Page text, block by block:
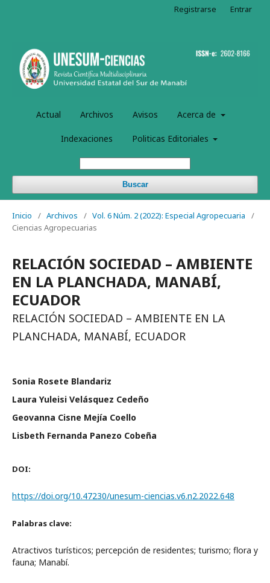
Actual Archivos Avisos Acerca de
Indexaciones Politicas Editoriales
Buscar
Registrarse Entrar
Inicio / Archivos / Vol. 6 Núm. 2 (2022): Especial Agropecuaria
/
Ciencias Agropecuarias
RELACIÓN SOCIEDAD – AMBIENTE
EN LA PLANCHADA, MANABÍ,
ECUADOR
RELACIÓN SOCIEDAD – AMBIENTE EN LA
PLANCHADA, MANABÍ, ECUADOR
Sonia Rosete Blandariz
Laura Yuleisi Velásquez Cedeño
Geovanna Cisne Mejía Coello
Lisbeth Fernanda Panezo Cobeña
DOI:
https://doi.org/10.47230/unesum-ciencias.v6.n2.2022.648
Palabras clave:
Atractivos turísticos; percepción de residentes; turismo; flora y
fauna; Manabí.